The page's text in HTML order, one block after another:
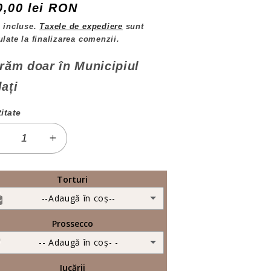
lei RON
incluse. Taxele de expediere sunt
la finalizarea comenzii.
doar în Municipiul
Reduceți
Creșteți
cantitatea
pentru
Buchet
mireasa
boho
stabilizat
Torturi
--Adaugă în coș--
Tort Ciocolată (+ 225,00 lei RON)
Tort Fresh (+ 225,00 lei RON)
Prossecco
-- Adaugă în coș- -
Prossecco Mioneto Sergio (+ 100,00 lei RON)
Jucării